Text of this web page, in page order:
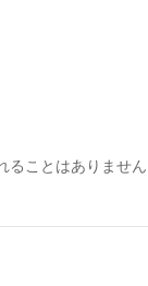
ることはありません